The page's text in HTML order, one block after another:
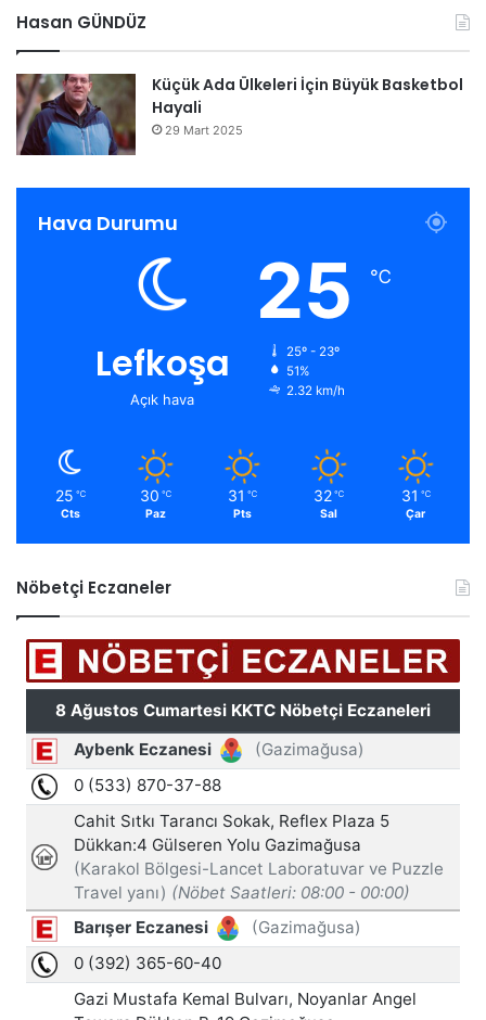
Hasan GÜNDÜZ
Küçük Ada Ülkeleri İçin Büyük Basketbol
Hayali
29 Mart 2025
Hava Durumu
Lefkoşa
Açık hava
25 ℃
25º - 23º
51%
2.32 km/h
25 ℃
Cts
30 ℃
Paz
31 ℃
Pts
32 ℃
Sal
31 ℃
Çar
Nöbetçi Eczaneler